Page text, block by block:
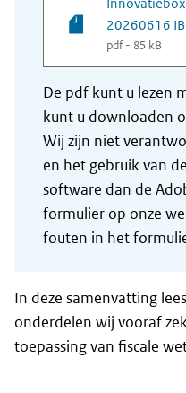
20260616
pdf - 85 kB
De pdf kunt u lezen
kunt u downloaden
Wij zijn niet
en het gebruik van
software dan de
formulier op onze
fouten in het
In deze samenvatting
onderdelen wij vooraf
toepassing van fiscale